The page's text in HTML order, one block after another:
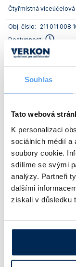
Souhlas
Tato webová
K personalizaci
sociálních médií a
soubory cookie.
sdílíme se svými
analýzy. Partneři
dalšími
získali v důsledku
Čtyřmístná víceúčelová
Obj. číslo:
211 011 008
Dostupnost:
40 425 Kč/ ks
Ceny jsou uvedeny v Kč
SA14 Nerezová
Obj. číslo: 211 011 008
Dostupnost:
1 000 Kč / ks
Typ Popis